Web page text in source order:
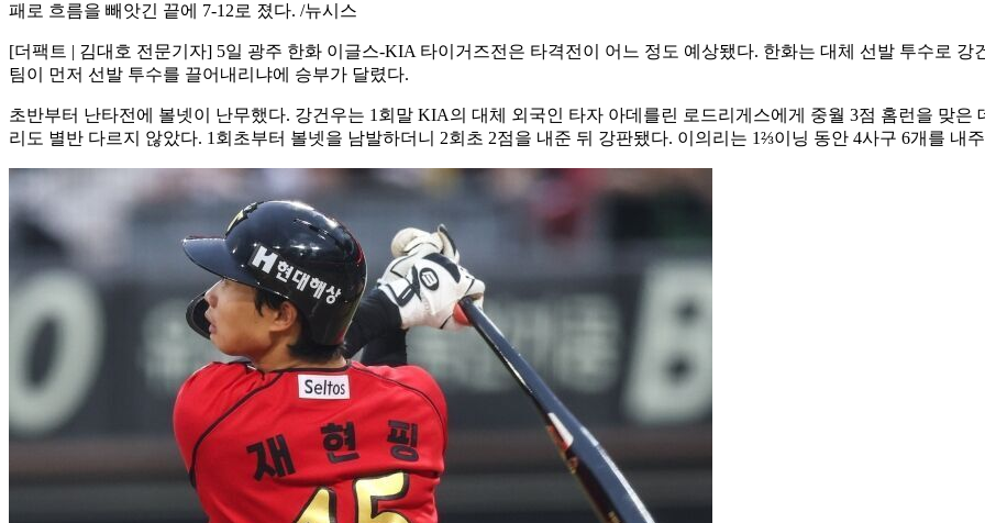
패로 흐름을 빼앗긴 끝에 7-12로 졌다. /뉴시스
[더팩트 | 김대호 전문기자] 5일 광주 한화 이글스-KIA 타이거즈전은 타격전이 어느 정도 예상됐다. 한화는 대체 선발 투수로
팀이 먼저 선발 투수를 끌어내리냐에 승부가 달렸다.
초반부터 난타전에 볼넷이 난무했다. 강건우는 1회말 KIA의 대체 외국인 타자 아데를린 로드리게스에게 중월 3점 홈런을 맞은
리도 별반 다르지 않았다. 1회초부터 볼넷을 남발하더니 2회초 2점을 내준 뒤 강판됐다. 이의리는 1⅔이닝 동안 4사구 6개를 내